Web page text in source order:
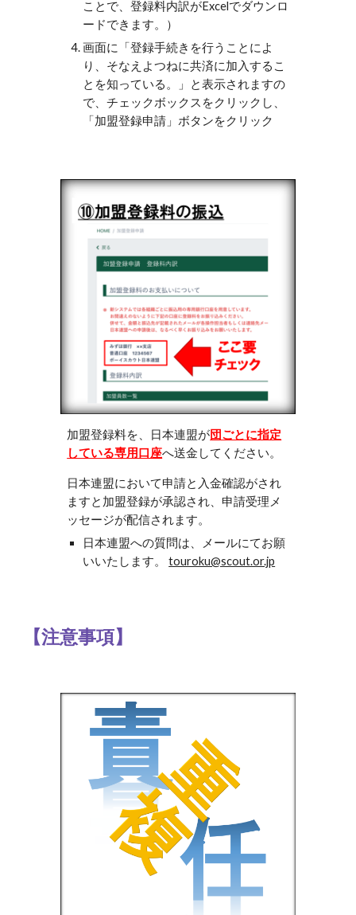
ことで、登録料内訳がExcelでダウンロ
ードできます。）
画面に「登録手続きを行うことによ
り、そなえよつねに共済に加入するこ
とを知っている。」と表示されますの
で、チェックボックスをクリックし、
「加盟登録申請」ボタンをクリック
加盟登録料を、日本連盟が団ごとに指定
している専用口座へ送金してください。
日本連盟において申請と入金確認がされ
ますと加盟登録が承認され、申請受理メ
ッセージが配信されます。
日本連盟への質問は、メールにてお願
いいたします。touroku@scout.or.jp
【注意事項】